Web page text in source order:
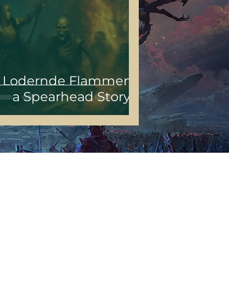
Lodernde Flammen -
a Spearhead Story